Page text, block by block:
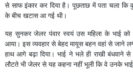
से साफ इंकार कर दिया है। पूछताछ में पता चला कि
के बीच खटास आ गई थी।
यह सुनकर जेलर पंवार स्वयं उस महिला के भाई को
आया। इस व्यवहार से बेहद मायूस बहन वहां से जाने
हाथ आगे बढ़ा दिया। भाई ने भले ही राखी बंधवाने से
लौटते भी जेलर से यह कहना नहीं भूली कि वे उनके